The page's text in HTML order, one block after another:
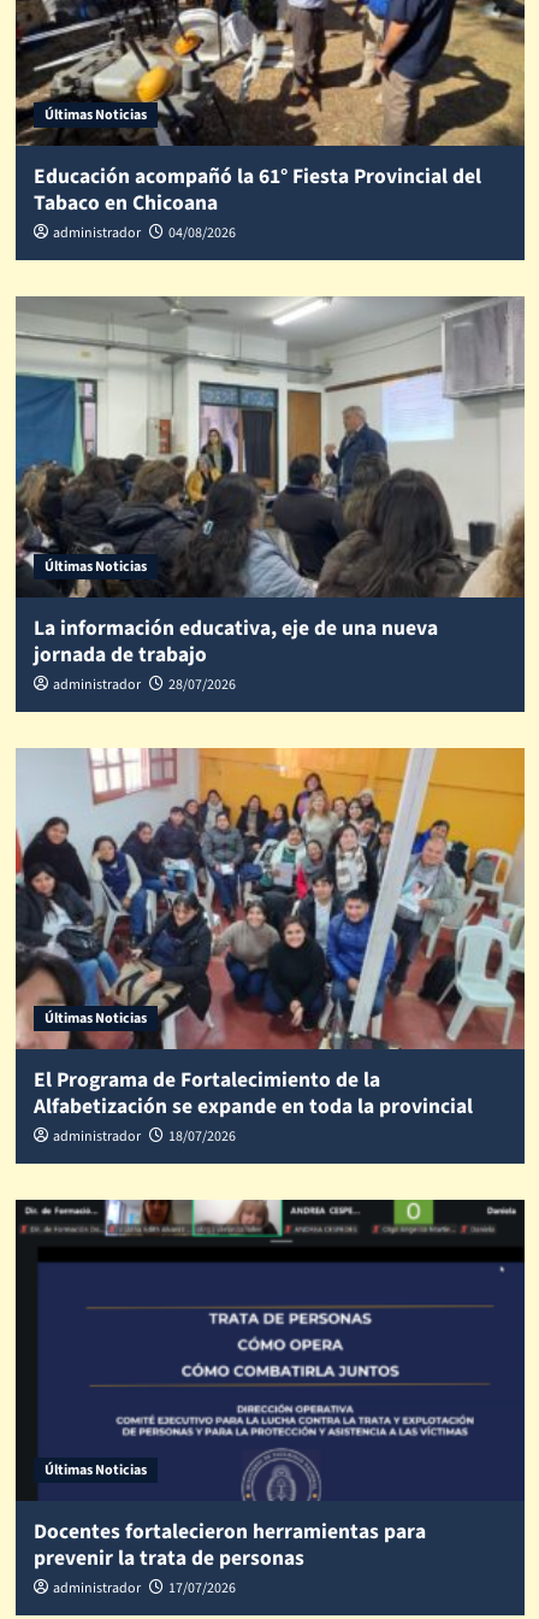
Últimas Noticias
Educación acompañó la 61° Fiesta Provincial del
Tabaco en Chicoana
administrador 04/08/2026
Últimas Noticias
La información educativa, eje de una nueva
jornada de trabajo
administrador 28/07/2026
Últimas Noticias
El Programa de Fortalecimiento de la
Alfabetización se expande en toda la provincial
administrador 18/07/2026
Últimas Noticias
Docentes fortalecieron herramientas para
prevenir la trata de personas
administrador 17/07/2026